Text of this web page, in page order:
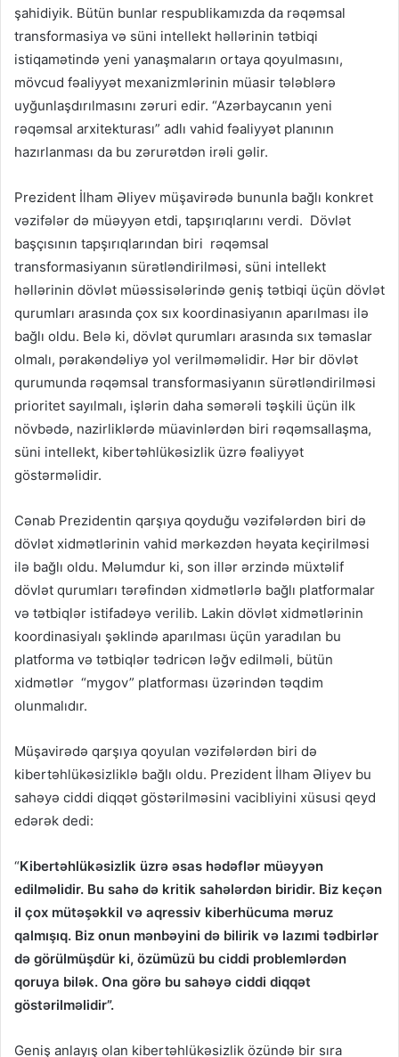
şahidiyik. Bütün bunlar respublikamızda da rəqəmsal
transformasiya və süni intellekt həllərinin tətbiqi
istiqamətində yeni yanaşmaların ortaya qoyulmasını,
mövcud fəaliyyət mexanizmlərinin müasir tələblərə
uyğunlaşdırılmasını zəruri edir. “Azərbaycanın yeni
rəqəmsal arxitekturası” adlı vahid fəaliyyət planının
hazırlanması da bu zərurətdən irəli gəlir.
Prezident İlham Əliyev müşavirədə bununla bağlı konkret
vəzifələr də müəyyən etdi, tapşırıqlarını verdi. Dövlət
başçısının tapşırıqlarından biri rəqəmsal
transformasiyanın sürətləndirilməsi, süni intellekt
həllərinin dövlət müəssisələrində geniş tətbiqi üçün dövlət
qurumları arasında çox sıx koordinasiyanın aparılması ilə
bağlı oldu. Belə ki, dövlət qurumları arasında sıx təmaslar
olmalı, pərakəndəliyə yol verilməməlidir. Hər bir dövlət
qurumunda rəqəmsal transformasiyanın sürətləndirilməsi
prioritet sayılmalı, işlərin daha səmərəli təşkili üçün ilk
növbədə, nazirliklərdə müavinlərdən biri rəqəmsallaşma,
süni intellekt, kibertəhlükəsizlik üzrə fəaliyyət
göstərməlidir.
Cənab Prezidentin qarşıya qoyduğu vəzifələrdən biri də
dövlət xidmətlərinin vahid mərkəzdən həyata keçirilməsi
ilə bağlı oldu. Məlumdur ki, son illər ərzində müxtəlif
dövlət qurumları tərəfindən xidmətlərlə bağlı platformalar
və tətbiqlər istifadəyə verilib. Lakin dövlət xidmətlərinin
koordinasiyalı şəklində aparılması üçün yaradılan bu
platforma və tətbiqlər tədricən ləğv edilməli, bütün
xidmətlər “mygov” platforması üzərindən təqdim
olunmalıdır.
Müşavirədə qarşıya qoyulan vəzifələrdən biri də
kibertəhlükəsizliklə bağlı oldu. Prezident İlham Əliyev bu
sahəyə ciddi diqqət göstərilməsini vacibliyini xüsusi qeyd
edərək dedi:
“Kibertəhlükəsizlik üzrə əsas hədəflər müəyyən
edilməlidir. Bu sahə də kritik sahələrdən biridir. Biz keçən
il çox mütəşəkkil və aqressiv kiberhücuma məruz
qalmışıq. Biz onun mənbəyini də bilirik və lazımi tədbirlər
də görülmüşdür ki, özümüzü bu ciddi problemlərdən
qoruya bilək. Ona görə bu sahəyə ciddi diqqət
göstərilməlidir”.
Geniş anlayış olan kibertəhlükəsizlik özündə bir sıra